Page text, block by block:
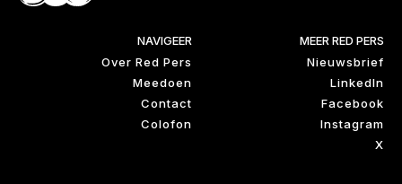
NAVIGEER
Over Red Pers
Meedoen
Contact
Colofon
MEER RED PERS
Nieuwsbrief
LinkedIn
Facebook
Instagram
X